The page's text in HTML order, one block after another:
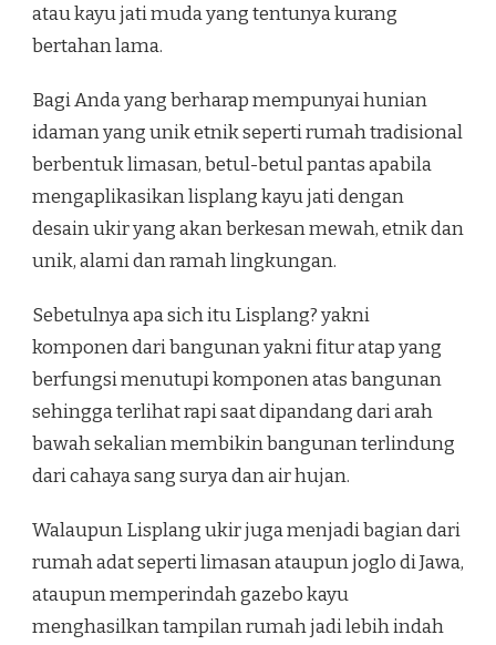
atau kayu jati muda yang tentunya kurang
bertahan lama.
Bagi Anda yang berharap mempunyai hunian
idaman yang unik etnik seperti rumah tradisional
berbentuk limasan, betul-betul pantas apabila
mengaplikasikan lisplang kayu jati dengan
desain ukir yang akan berkesan mewah, etnik dan
unik, alami dan ramah lingkungan.
Sebetulnya apa sich itu Lisplang? yakni
komponen dari bangunan yakni fitur atap yang
berfungsi menutupi komponen atas bangunan
sehingga terlihat rapi saat dipandang dari arah
bawah sekalian membikin bangunan terlindung
dari cahaya sang surya dan air hujan.
Walaupun Lisplang ukir juga menjadi bagian dari
rumah adat seperti limasan ataupun joglo di Jawa,
ataupun memperindah gazebo kayu
menghasilkan tampilan rumah jadi lebih indah